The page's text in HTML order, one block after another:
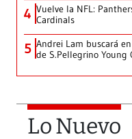
4 Vuelve la NFL:
Cardinals
5 Andrei Lam buscará
de S.Pellegrino Young
Lo Nuevo